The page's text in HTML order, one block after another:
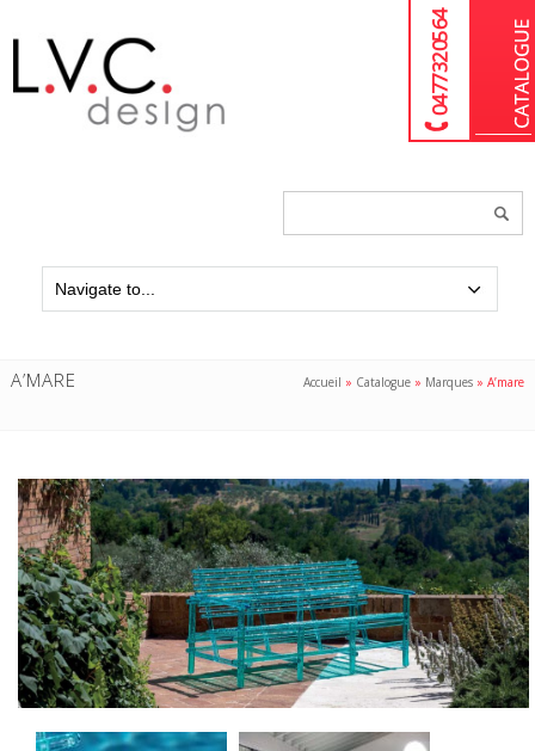
04 77 32 05 64
A’MARE Accueil » Catalogue » Marques »A’mare